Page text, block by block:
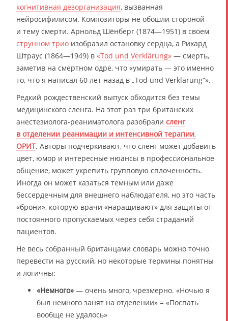
когнитивная дезорганизация, вызванная
нейросифилисом. Композиторы не обошли стороной
и тему смерти. Арнольд Шёнберг (1874—1951) в своем
струнном трио изобразил остановку сердца, а Рихард
Штраус (1864—1949) в «Tod und Verklärung» — смерть,
заметив на смертном одре, что «умирать — это именно
то, что я написал 60 лет назад в „Tod und Verklärung“».
Редкий рождественский выпуск обходится без темы
медицинского сленга. На этот раз три британских
анестезиолога-реаниматолога разобрали сленг
в отделении реанимации и интенсивной терапии,
ОРИТ. Авторы подчёркивают, что сленг может добавить
цвет, юмор и интересные нюансы в профессиональное
общение, может укрепить групповую сплоченность.
Иногда он может казаться темным или даже
бессердечным для внешнего наблюдателя, но это часть
«брони», которую врачи «наращивают» для защиты от
постоянного пропускаемых через себя страданий
пациентов.
Не весь собранный британцами словарь можно точно
перевести на русский, но некоторые термины понятны
и логичны:
«Немного» — очень много, чрезмерно. «Ночью я
был немного занят на отделении» = «Поспать
вообще не удалось»